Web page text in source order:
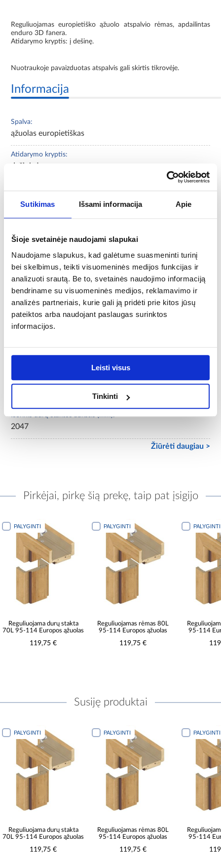
Sutikimas Išsami informacija Apie
Šioje svetainėje naudojami slapukai
Naudojame slapukus, kad galėtume suasmeninti turinį
bei skelbimus, teikti visuomeninės medijos funkcijas ir
analizuoti srautą. Be to, svetainės naudojimo informaciją
bendriname su visuomeninės medijos, reklamavimo ir
analizės partneriais, kurie gali ją pridėti prie kitos jūsų
pateiktos arba naudojant paslaugas surinktos
informacijos.
Leisti visus
Tinkinti
Reguliuojamas europietiško ąžuolo atspalvio rėmas, apdailintas
enduro 3D fanera.
Atidarymo kryptis: į dešinę.
Nuotraukoje pavaizduotas atspalvis gali skirtis tikrovėje.
Informacija
Spalva:
ąžuolas europietiškas
Atidarymo kryptis:
dešininė
Minimalus montavimo angos aukštis (mm):
Asortimento tipas:
reguliuojami durų rėmai
Vidinis durų rėmo plotis (mm):
Išorinių durų rėmo plotis (mm):
744
Paviršiaus apdaila:
Vidinis durų staktos aukštis (mm):
Išorinis durų staktos aukštis (mm):
2047
Žiūrėti daugiau >
Pirkėjai, pirkę šią prekę, taip pat įsigijo
PALYGINTI
Reguliuojama durų stakta
70L 95-114 Europos ąžuolas
119,75 €
PALYGINTI
Reguliuojamas rėmas 80L
95-114 Europos ąžuolas
119,75 €
PALYGINTI
95-114
Susiję produktai
PALYGINTI
Reguliuojama durų stakta
70L 95-114 Europos ąžuolas
119,75 €
PALYGINTI
Reguliuojamas rėmas 80L
95-114 Europos ąžuolas
119,75 €
PALYGINTI
95-114